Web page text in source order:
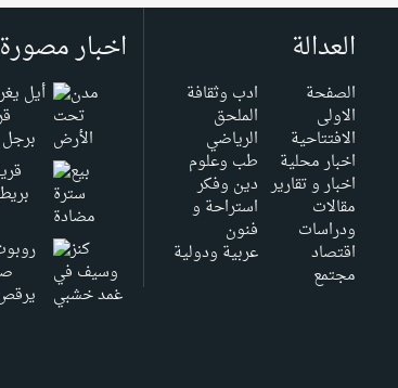
العدالة
الصفحة
الاولى
الافتتاحية
اخبار محلية
اخبار و تقارير
مقالات
ودراسات
اقتصاد
مجتمع
ادب وثقافة
الملحق
الرياضي
طب وعلوم
دين وفكر
استراحة و
فنون
عربية ودولية
اخبار مصورة